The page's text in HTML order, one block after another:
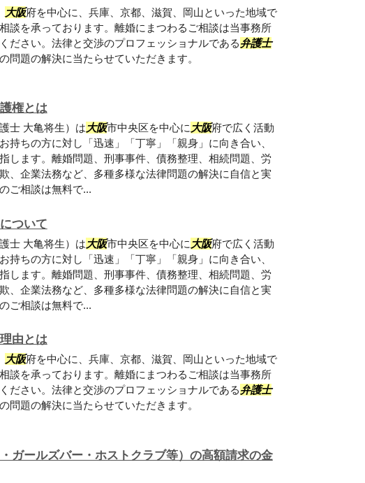
大阪府を中心に、兵庫、京都、滋賀、岡山といった地域で
談を承っております。離婚にまつわるご相談は当事務所
ださい。法律と交渉のプロフェッショナルである弁護士
問題の解決に当たらせていただきます。
権とは
士 大亀将生）は大阪市中央区を中心に 大阪府で広く活動
持ちの方に対し「迅速」「丁寧」「親身」に向き合い、
します。離婚問題、刑事事件、債務整理、相続問題、労
、企業法務など、多種多様な法律問題の解決に自信と実
ご相談は無料で...
ついて
士 大亀将生）は大阪市中央区を中心に 大阪府で広く活動
持ちの方に対し「迅速」「丁寧」「親身」に向き合い、
します。離婚問題、刑事事件、債務整理、相続問題、労
、企業法務など、多種多様な法律問題の解決に自信と実
ご相談は無料で...
由とは
大阪府を中心に、兵庫、京都、滋賀、岡山といった地域で
談を承っております。離婚にまつわるご相談は当事務所
ださい。法律と交渉のプロフェッショナルである弁護士
問題の解決に当たらせていただきます。
ガールズバー・ホストクラブ等）の高額請求の金